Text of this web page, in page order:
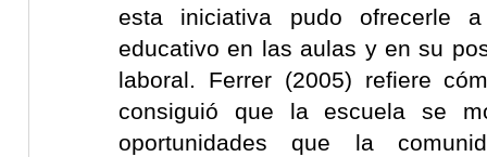
esta iniciativa pudo ofrecerle
educativo en las aulas y en su
laboral. Ferrer (2005) refiere
consiguió que la escuela se
oportunidades que la